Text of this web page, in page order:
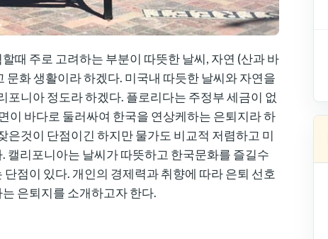
때 주로 고려하는 부분이 따뜻한 날씨, 자연 (산과 바
문화 생활이라 하겠다. 미국내 따듯한 날씨와 자연을
니아 정도라 하겠다. 플로리다는 주정부 세금이 없
이 바다로 둘러싸여 한국을 연상케하는 은퇴지라 하
것이 단점이긴 하지만 물가도 비교적 저렴하고 미
캘리포니아는 날씨가 따뜻하고 한국문화를 즐길수
점이 있다. 개인의 경제력과 취향에 따라 은퇴 선호
은퇴지를 소개하고자 한다.